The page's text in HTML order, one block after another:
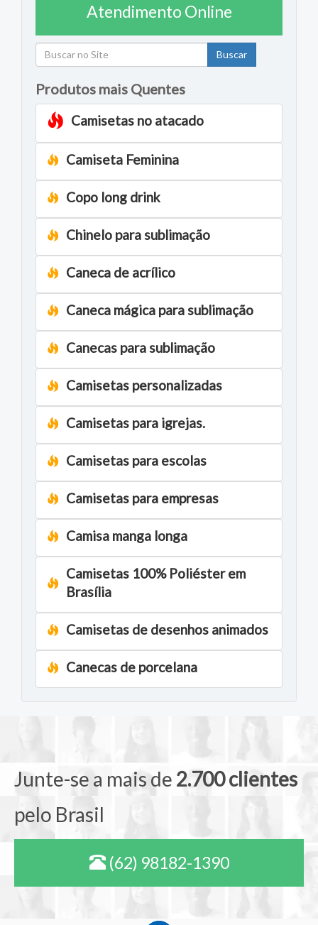
Atendimento Online
Buscar
Produtos mais Quentes
Camisetas no atacado
Camiseta Feminina
Copo long drink
Chinelo para sublimação
Caneca de acrílico
Caneca mágica para sublimação
Canecas para sublimação
Camisetas personalizadas
Camisetas para igrejas.
Camisetas para escolas
Camisetas para empresas
Camisa manga longa
Camisetas 100% Poliéster em
Brasília
Camisetas de desenhos animados
Canecas de porcelana
Junte-se a mais de 2.700 clientes
pelo Brasil
(62) 98182-1390